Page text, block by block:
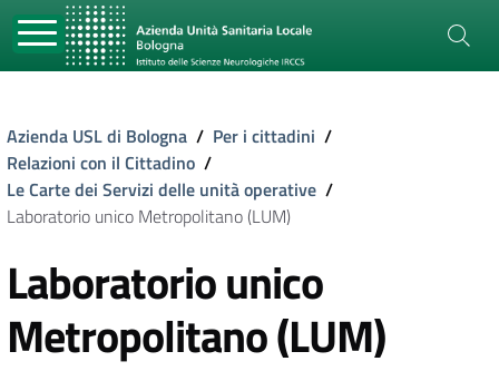
Azienda USL di Bologna / Per i cittadini /
Relazioni con il Cittadino /
Le Carte dei Servizi delle unità operative /
Laboratorio unico Metropolitano (LUM)
Laboratorio unico
Metropolitano (LUM)